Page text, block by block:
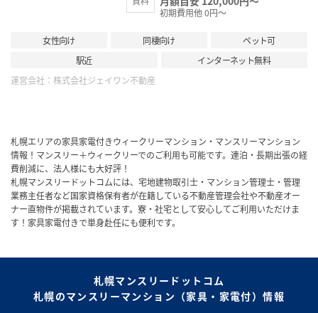
初期費用他 0円～
女性向け 同棲向け
ペット可
駅近
インターネット無料
運営会社： 株式会社ジェイワン不動産
札幌エリアの家具家電付きウィークリーマンション・マンスリーマンション
情報！マンスリー＋ウィークリーでのご利用も可能です。連泊・長期出張の経
費削減に、法人様にも大好評！
札幌マンスリードットコムには、宅地建物取引士・マンション管理士・管理
業務主任者など国家資格保有者が在籍している不動産管理会社や不動産オー
ナー直物件が掲載されています。寮・社宅として安心してご利用いただけま
す！家具家電付きで単身赴任にも便利です。
札幌マンスリードットコム
札幌のマンスリーマンション（家具・家電付）情報